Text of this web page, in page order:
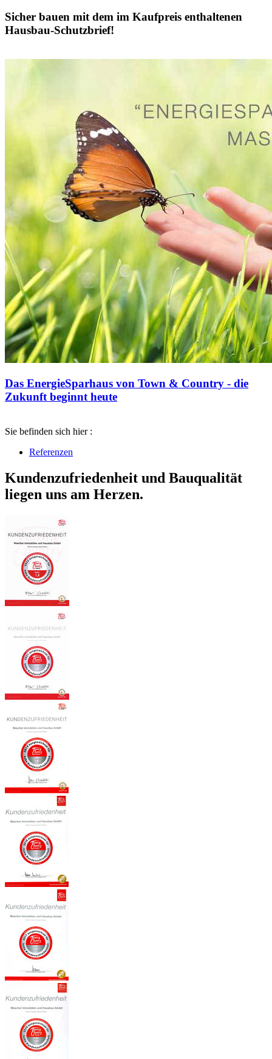
Sicher bauen mit dem im Kaufpreis enthaltenen
Hausbau-Schutzbrief!
Das EnergieSparhaus von Town & Country - die
Zukunft beginnt heute
Sie befinden sich hier :
Referenzen
Kundenzufriedenheit und Bauqualität
liegen uns am Herzen.